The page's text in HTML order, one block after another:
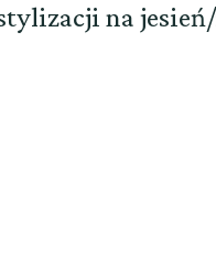
na